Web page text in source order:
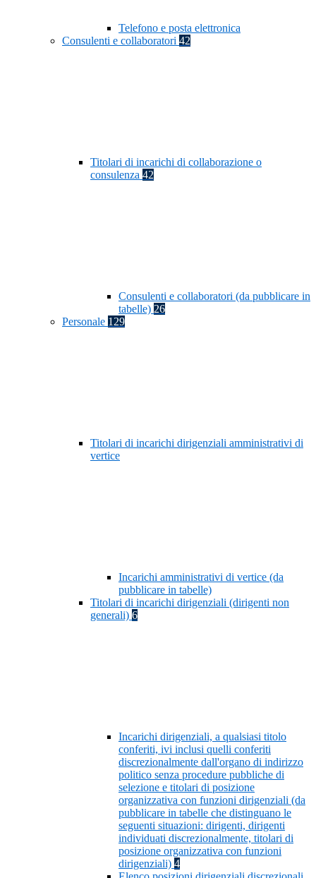
Telefono e posta elettronica
Consulenti e collaboratori 42
Titolari di incarichi di collaborazione o
consulenza 42
Consulenti e collaboratori (da pubblicare in
tabelle) 26
Personale 129
Titolari di incarichi dirigenziali amministrativi di
vertice
Incarichi amministrativi di vertice (da
pubblicare in tabelle)
Titolari di incarichi dirigenziali (dirigenti non
generali) 6
Incarichi dirigenziali, a qualsiasi titolo
conferiti, ivi inclusi quelli conferiti
discrezionalmente dall'organo di indirizzo
politico senza procedure pubbliche di
selezione e titolari di posizione
organizzativa con funzioni dirigenziali (da
pubblicare in tabelle che distinguano le
seguenti situazioni: dirigenti, dirigenti
individuati discrezionalmente, titolari di
posizione organizzativa con funzioni
dirigenziali) 4